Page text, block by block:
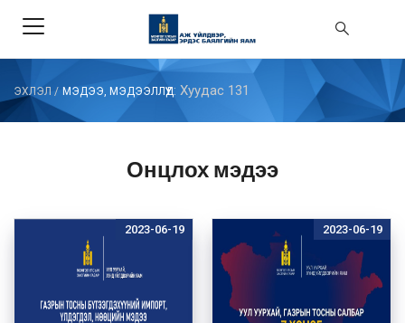
ЭХЛЭЛ / МЭДЭЭ, МЭДЭЭЛЛҮҮД: Хуудас 131
Онцлох мэдээ
2023-06-19 2023-06-19